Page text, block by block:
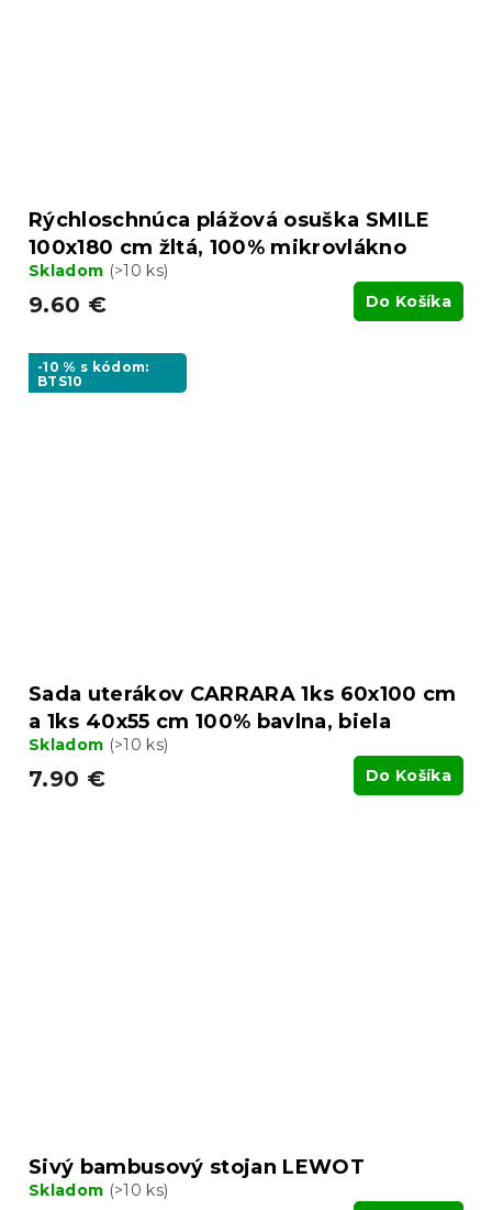
Rýchloschnúca plážová osuška SMILE
100x180 cm žltá, 100% mikrovlákno
Skladom (>10 ks)
9.60 € Do Košíka
-10 % s kódom:
BTS10
Sada uterákov CARRARA 1ks 60x100 cm
a 1ks 40x55 cm 100% bavlna, biela
Skladom (>10 ks)
7.90 € Do Košíka
Sivý bambusový stojan LEWOT
Skladom (>10 ks)